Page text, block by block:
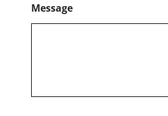
Message